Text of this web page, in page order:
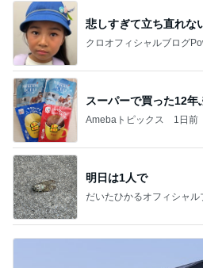
悲しすぎて立ち直れな
クロオフィシャルブログ
スーパーで買った12年
Amebaトピックス 1日前
明日は1人で
だいたひかるオフィシャル